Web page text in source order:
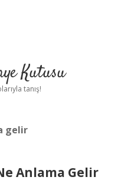
Kutusu
tanış!
gelir
Anlama Gelir